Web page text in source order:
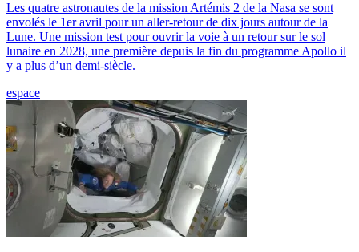
Les quatre astronautes de la mission Artémis 2 de la Nasa se sont
envolés le 1er avril pour un aller-retour de dix jours autour de la
Lune. Une mission test pour ouvrir la voie à un retour sur le sol
lunaire en 2028, une première depuis la fin du programme Apollo il
y a plus d’un demi-siècle.
espace